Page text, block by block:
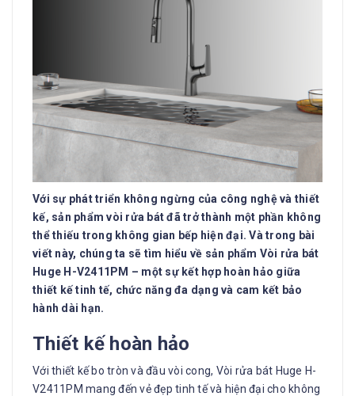
Với sự phát triển không ngừng của công nghệ và thiết
kế, sản phẩm vòi rửa bát đã trở thành một phần không
thể thiếu trong không gian bếp hiện đại. Và trong bài
viết này, chúng ta sẽ tìm hiểu về sản phẩm Vòi rửa bát
Huge H-V2411PM – một sự kết hợp hoàn hảo giữa
thiết kế tinh tế, chức năng đa dạng và cam kết bảo
hành dài hạn.
Thiết kế hoàn hảo
Với thiết kế bo tròn và đầu vòi cong, Vòi rửa bát Huge H-
V2411PM mang đến vẻ đẹp tinh tế và hiện đại cho không